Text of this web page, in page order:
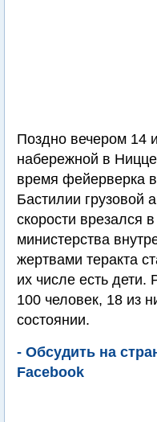
Поздно вечером 14
набережной в
время фейерверка
Бастилии грузовой
скорости врезался
министерства
жертвами теракта
их числе есть дети.
100 человек, 18 из
состоянии.
- Обсудить на
Facebook